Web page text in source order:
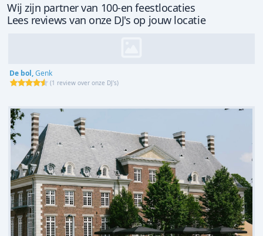
Wij zijn partner van 100-en feestlocaties
Lees reviews van onze DJ's op jouw locatie
De bol,Genk
(1 review over onze DJ's)